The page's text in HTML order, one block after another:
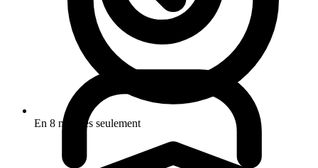
En 8 minutes seulement